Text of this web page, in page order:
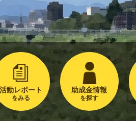
活動レポート
をみる
助成金情報
を探す